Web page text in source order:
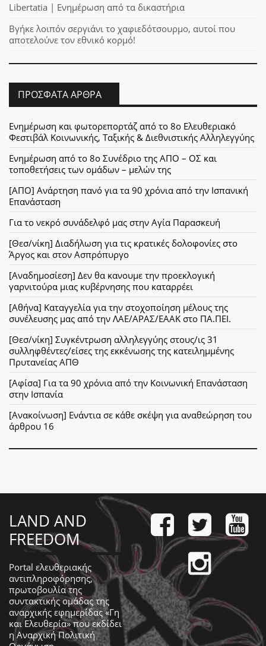
Libertatia | Ενημέρωση από τα δικαστήρια
Βγήκε λοιπόν σεργιάνι το χαφιεδότσουρμο, αυτοί που
αποτελούνε τον εθνικό κορμό!
ΠΡΌΣΦΑΤΑ ΆΡΘΡΑ
Ενημέρωση και φωτορεπορτάζ από το 8ο Ελευθεριακό
Φεστιβάλ Κοινωνικής, Ταξικής & Διεθνιστικής Αλληλεγγύης
Ενημέρωση από το 8ο Συνέδριο της ΑΠΟ – ΟΣ και
τοποθετήσεις των ομάδων – μελών της
[ΑΠΟ] Ανάρτηση πανό για τα 90 χρόνια από την Ισπανική
Επανάσταση
Για το νεκρό συνάδελφό μας στην Αγία Παρασκευή
[Θεσ/νίκη] Διαδήλωση για τις κρατικές δολοφονίες στο
Άργος και στον Ασπρόπυργο
[Αναδημοσίεση] Δεν θα κανουμε την προεκλογική
γαρνιτούρα μιας κυβέρνησης που καταρρέει
[Αθήνα] Καταγγελία για την στοχοποίηση μέλους της
συνέλευσης μας από την ΛΑΕ/ΑΡΑΣ/ΕΑΑΚ στο ΠΑ.ΠΕΙ.
[Θεσ/νίκη] Συγκέντρωση αλληλεγγύης στους/ις 31
συλληφθέντες/είσες της εκκένωσης της κατειλημμένης
Πρυτανείας ΑΠΘ
[Αφίσα] Για τα 90 χρόνια από την Κοινωνική Επανάσταση
στην Ισπανία
[Ανακοίνωση] Ενάντια σε κάθε σκέψη για αναθεώρηση του
άρθρου 16
LAND AND
FREEDOM
Portal ελευθεριακής
αντιπληροφόρησης,
πρωτοβουλία της
συντακτικής ομάδας της
αναρχικής εφημερίδας «Γη
και Ελευθερία» που εκδίδει
ηΑναρχική Πολιτική